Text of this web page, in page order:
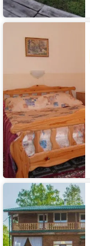
Гостевой
Солнечная
Гостевой
Кержацкие
Палати